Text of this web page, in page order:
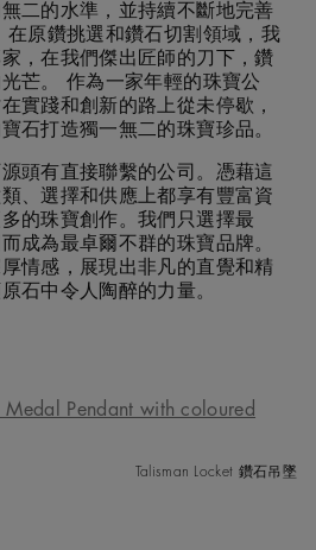
二的水準，並持續不斷地完善
在原鑽挑選和鑽石切割領域，我
，在我們傑出匠師的刀下，鑽
芒。 作為一家年輕的珠寶公
實踐和創新的路上從未停歇，
石打造獨一無二的珠寶珍品。
頭有直接聯繫的公司。憑藉這
、選擇和供應上都享有豐富資
的珠寶創作。我們只選擇最
成為最卓爾不群的珠寶品牌。
情感，展現出非凡的直覺和精
石中令人陶醉的力量。
Talisman Locket 鑽石吊墜